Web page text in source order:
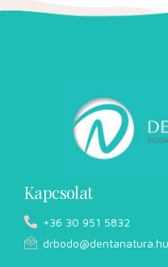
Kapcsolat
+36 30 951 5832
drbodo@dentanatura.hu